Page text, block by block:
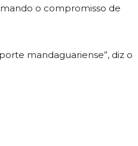
o compromisso de
mandaguariense”, diz o